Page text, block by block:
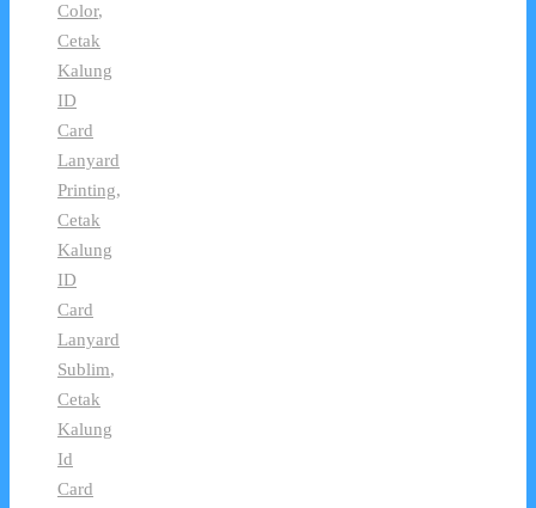
Color,
Cetak
Kalung
ID
Card
Lanyard
Printing,
Cetak
Kalung
ID
Card
Lanyard
Sublim,
Cetak
Kalung
Id
Card